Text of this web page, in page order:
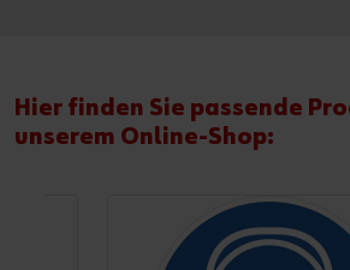
Hier finden Sie passende
unserem Online-Shop: